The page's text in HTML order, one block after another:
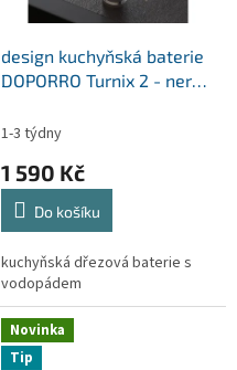
design kuchyňská baterie
DOPORRO Turnix 2 - nerez
1-3 týdny
1 590 Kč
Do košíku
kuchyňská dřezová baterie s
vodopádem
Novinka
Tip